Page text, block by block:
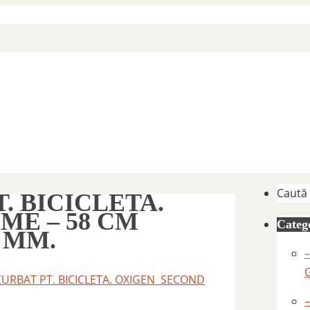
BICICLETA.
– 58 CM
MM.
PT. BICICLETA. OXIGEN SECOND